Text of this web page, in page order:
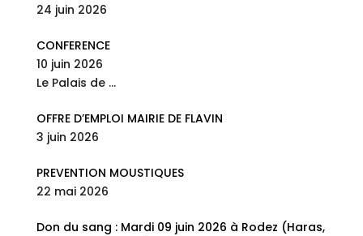
24 juin 2026
CONFERENCE
10 juin 2026
Le Palais de …
OFFRE D’EMPLOI MAIRIE DE FLAVIN
3 juin 2026
PREVENTION MOUSTIQUES
22 mai 2026
Don du sang : Mardi 09 juin 2026 à Rodez (Haras,